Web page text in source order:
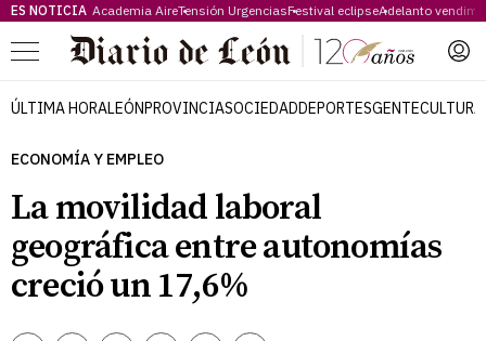
ES NOTICIA Academia AireTensión UrgenciasFestival eclipseAdelanto
Menú
ÚLTIMA HORALEÓNPROVINCIASOCIEDADDEPORTESGENTECULTURA
ECONOMÍA Y EMPLEO
La movilidad laboral
geográfica entre autonomías
creció un 17,6%